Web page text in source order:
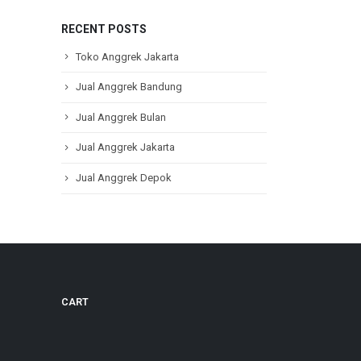
RECENT POSTS
Toko Anggrek Jakarta
Jual Anggrek Bandung
Jual Anggrek Bulan
Jual Anggrek Jakarta
Jual Anggrek Depok
CART